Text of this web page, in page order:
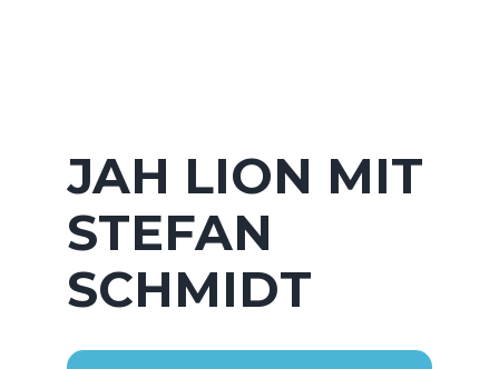
JAH LION MIT
STEFAN
SCHMIDT